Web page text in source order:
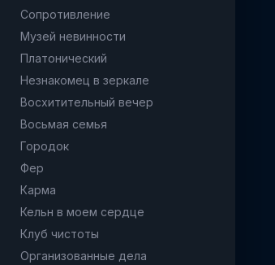
Сопротивление
Музей невинности
Платонический
Незнакомец в зеркале
Восхитительный вечер
Восьмая семья
Городок
Фер
Карма
Кельн в моем сердце
Клуб чистоты
Организованные дела